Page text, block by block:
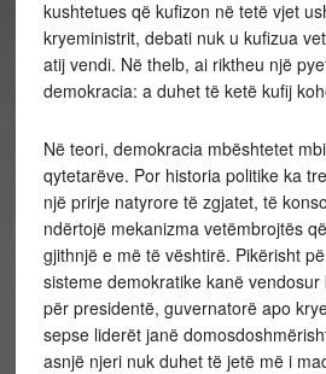
kushtetues që kufizon në tetë vjet
kryeministrit, debati nuk u kufizua
atij vendi. Në thelb, ai riktheu një
demokracia: a duhet të ketë kufij
Në teori, demokracia mbështetet
qytetarëve. Por historia politike ka
një prirje natyrore të zgjatet, të
ndërtojë mekanizma vetëmbrojtës
gjithnjë e më të vështirë. Pikërisht
sisteme demokratike kanë
për presidentë, guvernatorë apo
sepse liderët janë
asnjë njeri nuk duhet të jetë më i